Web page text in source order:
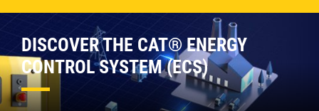
DISCOVER THE CAT® ENERGY
CONTROL SYSTEM (ECS)